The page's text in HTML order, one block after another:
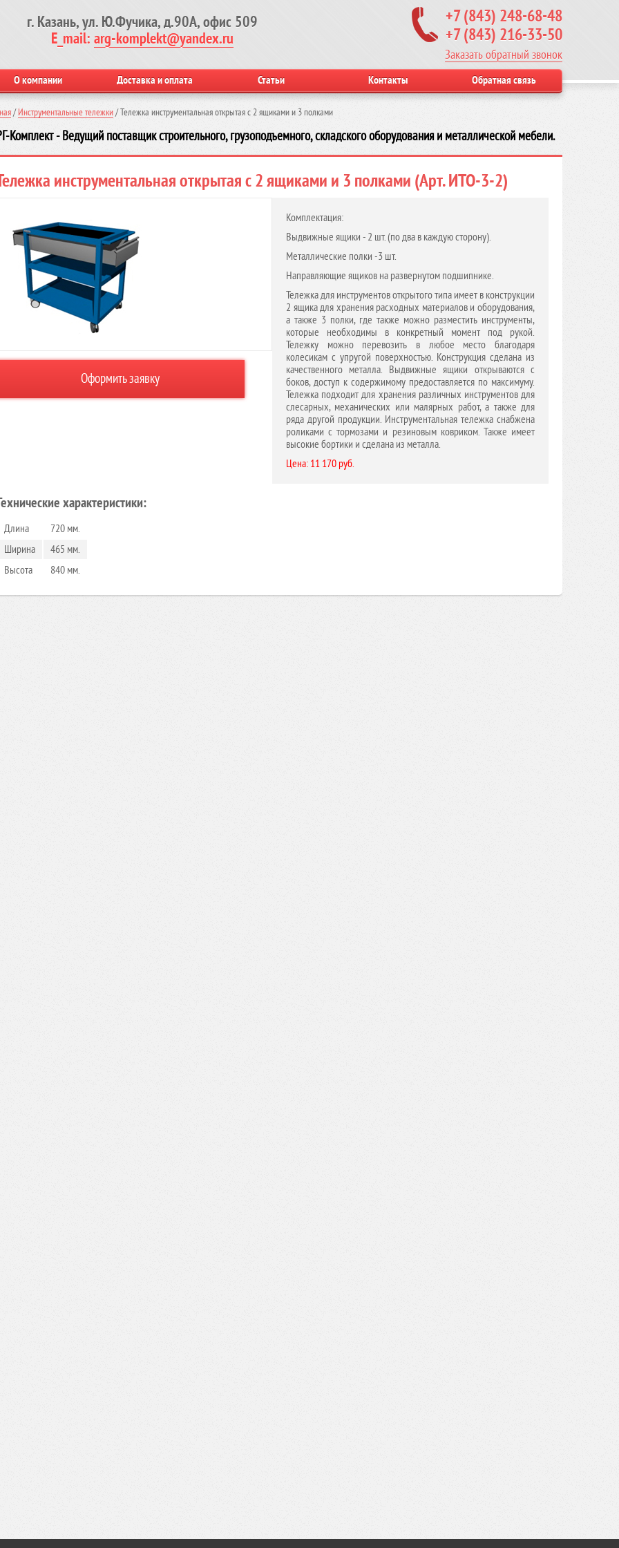
г. Казань, ул. Ю.Фучика, д.90А, офис 509
E_mail:arg-komplekt@yandex.ru
+7 (843) 248-68-48
+7 (843) 216-33-50
Заказать обратный звонок
О компании Доставка и оплата Статьи Контакты Обратная связь
/ Инструментальные тележки / Тележка инструментальная открытая с 2 ящиками и 3 полками
Комплект - Ведущий поставщик строительного, грузоподъемного, складского оборудования и металлической мебели.
инструментальная открытая с 2 ящиками и 3 полками (Арт. ИТО-3-2)
Оформить заявку
Комплектация:
Выдвижные ящики - 2 шт. (по два в каждую сторону).
Металлические полки -3 шт.
Направляющие ящиков на развернутом подшипнике.
Тележка для инструментов открытого типа имеет в конструкции
2 ящика для хранения расходных материалов и оборудования,
а также 3 полки, где также можно разместить инструменты,
которые необходимы в конкретный момент под рукой.
Тележку можно перевозить в любое место благодаря
колесикам с упругой поверхностью. Конструкция сделана из
качественного металла. Выдвижные ящики открываются с
боков, доступ к содержимому предоставляется по максимуму.
Тележка подходит для хранения различных инструментов для
слесарных, механических или малярных работ, а также для
ряда другой продукции. Инструментальная тележка снабжена
роликами с тормозами и резиновым ковриком. Также имеет
высокие бортики и сделана из металла.
Цена: 11 170 руб.
характеристики:
Длина
720 мм.
Ширина
465 мм.
Высота
840 мм.